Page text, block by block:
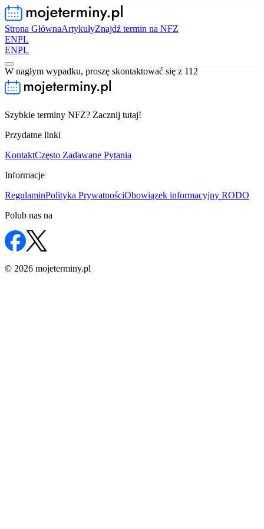
Strona GłównaArtykułyZnajdź termin na NFZ
ENPL
ENPL
W nagłym wypadku, proszę skontaktować się z 112
Szybkie terminy NFZ? Zacznij tutaj!
Przydatne linki
KontaktCzęsto Zadawane Pytania
Informacje
RegulaminPolityka PrywatnościObowiązek informacyjny RODO
Polub nas na
© 2026 mojeterminy.pl